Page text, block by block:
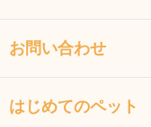
お問い合わせ
はじめてのペット